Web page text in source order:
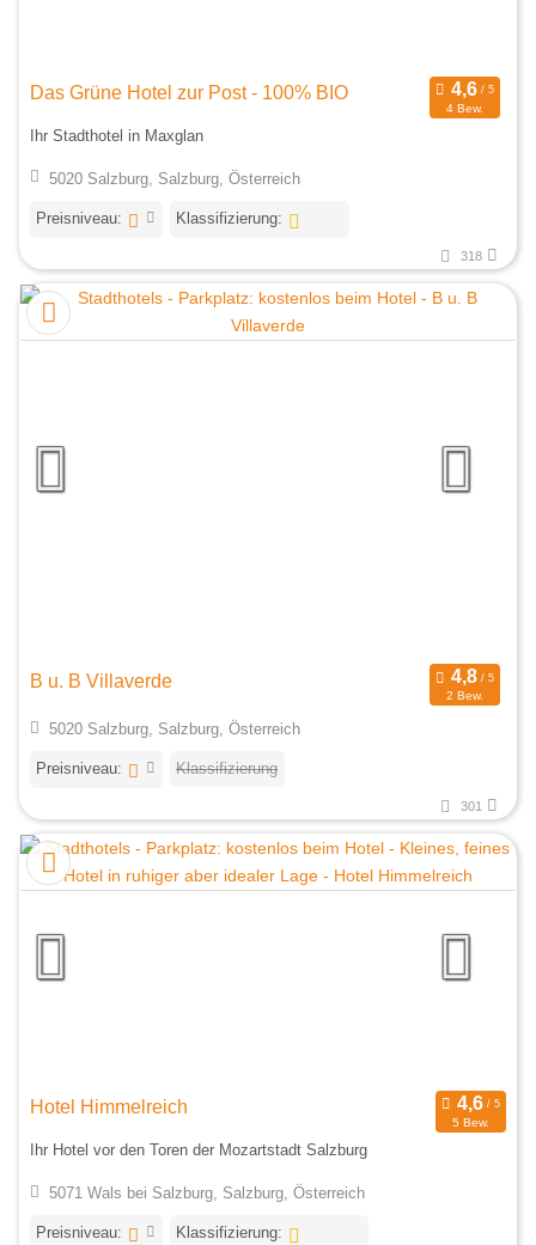
Das Grüne Hotel zur Post - 100% BIO
4 Bew.
Ihr Stadthotel in Maxglan
5020 Salzburg, Salzburg, Österreich
Preisniveau: Klassifizierung:
318
B u. B Villaverde
2 Bew.
5020 Salzburg, Salzburg, Österreich
Preisniveau: Klassifizierung
301
Hotel Himmelreich
5 Bew.
Ihr Hotel vor den Toren der Mozartstadt Salzburg
5071 Wals bei Salzburg, Salzburg, Österreich
Preisniveau: Klassifizierung: